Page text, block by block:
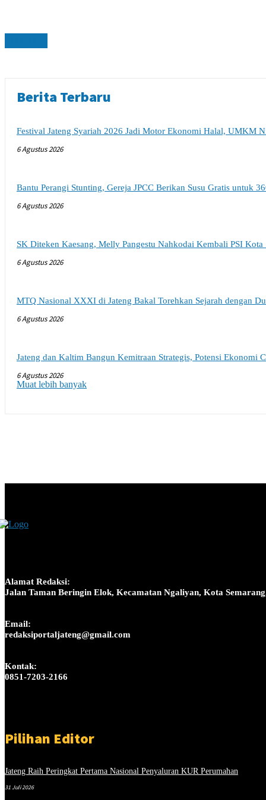
Berita Terbaru
Festival Jateng Syariah 2026 Jadi Motor Ekonomi Halal, UMKM
6 Agustus 2026
Bantu Perangi Stunting, Gereja JPCC Berikan Susu Gratis untuk
6 Agustus 2026
SK Diteken Kaesang, Melly Pangestu Nahkodai Kembali PSI Kota
6 Agustus 2026
MTQ Nasional XXXI di Jateng Bakal Torehkan Sejarah dengan
6 Agustus 2026
Jateng dan Kaltim Bangun Kemitraan Strategis, Potensi Ekonomi
6 Agustus 2026
Muat lebih banyak
Alamat Redaksi:
Jalan Taman Beringin Elok, Kecamatan Ngaliyan, Kota
Email:
redaksiportaljateng@gmail.com
Kontak:
0851-7203-2166
Pilihan Editor
Jateng Raih Peringkat Pertama Nasional Penyaluran KUR Perumahan
31 Juli 2026